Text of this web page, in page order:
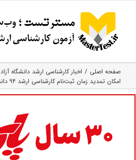
content
صفحه اصلی
اخبار کارشناسی ارشد دانشگاه آزاد
امکان تمدید زمان ثبت‌نام کارشناسی ارشد ۹۴ دانشگاه آزاد اسلامی